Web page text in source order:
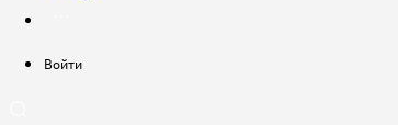
Войти